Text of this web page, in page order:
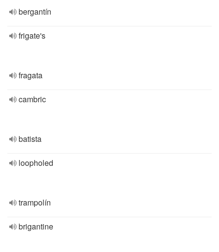
bergantín
frigate's
fragata
cambric
batista
loopholed
trampolín
brigantine